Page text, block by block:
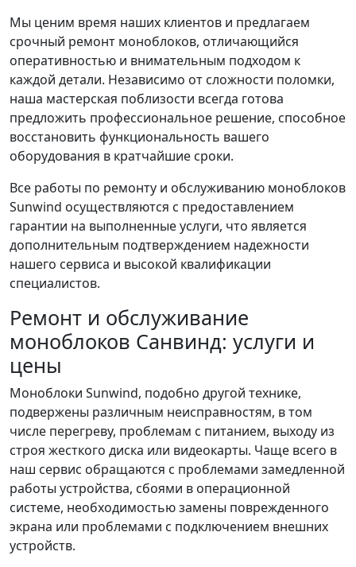
Мы ценим время наших клиентов и предлагаем
срочный ремонт моноблоков, отличающийся
оперативностью и внимательным подходом к
каждой детали. Независимо от сложности поломки,
наша мастерская поблизости всегда готова
предложить профессиональное решение, способное
восстановить функциональность вашего
оборудования в кратчайшие сроки.
Все работы по ремонту и обслуживанию моноблоков
Sunwind осуществляются с предоставлением
гарантии на выполненные услуги, что является
дополнительным подтверждением надежности
нашего сервиса и высокой квалификации
специалистов.
Ремонт и обслуживание
моноблоков Санвинд: услуги и
цены
Моноблоки Sunwind, подобно другой технике,
подвержены различным неисправностям, в том
числе перегреву, проблемам с питанием, выходу из
строя жесткого диска или видеокарты. Чаще всего в
наш сервис обращаются с проблемами замедленной
работы устройства, сбоями в операционной
системе, необходимостью замены поврежденного
экрана или проблемами с подключением внешних
устройств.